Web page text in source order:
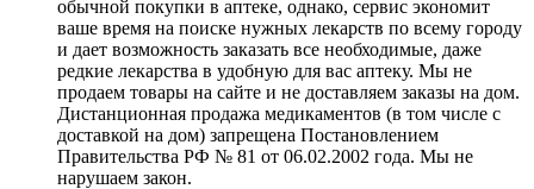
обычной покупки в аптеке, однако, сервис экономит
ваше время на поиске нужных лекарств по всему городу
и дает возможность заказать все необходимые, даже
редкие лекарства в удобную для вас аптеку. Мы не
продаем товары на сайте и не доставляем заказы на дом.
Дистанционная продажа медикаментов (в том числе с
доставкой на дом) запрещена Постановлением
Правительства РФ № 81 от 06.02.2002 года. Мы не
нарушаем закон.